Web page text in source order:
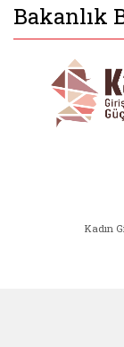
Bakanlık
Kadın